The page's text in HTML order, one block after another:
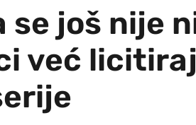
se još nije
već